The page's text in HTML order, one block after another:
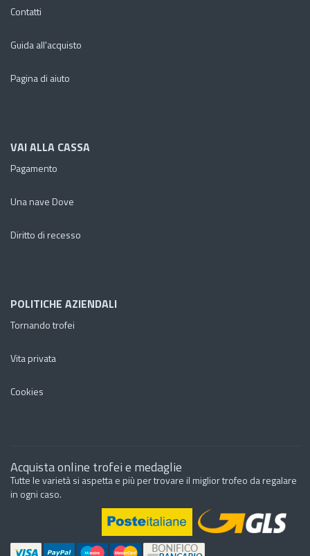
Contatti
Guida all'acquisto
Pagina di aiuto
VAI ALLA CASSA
Pagamento
Una nave Dove
Diritto di recesso
POLITICHE AZIENDALI
Tornando trofei
Vita privata
Cookies
Acquista online trofei e medaglie
Tutte le varietà si aspetta e più per trovare il miglior trofeo da regalare
in ogni caso.